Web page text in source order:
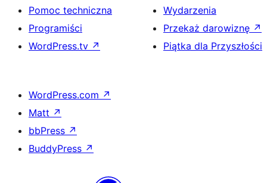
Pomoc techniczna
Programiści
WordPress.tv ↗
Wydarzenia
Przekaż darowiznę ↗
Piątka dla Przyszłości
WordPress.com ↗
Matt ↗
bbPress ↗
BuddyPress ↗